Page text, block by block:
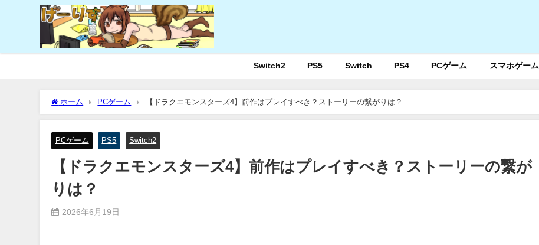
Switch2 PS5 Switch PS4 PCゲーム スマホゲーム
ホーム PCゲーム 【ドラクエモンスターズ4】前作はプレイすべき？ストーリーの繋がりは？
PCゲーム PS5 Switch2
【ドラクエモンスターズ4】前作はプレイすべき？ストーリーの繋が
りは？
2026年6月19日